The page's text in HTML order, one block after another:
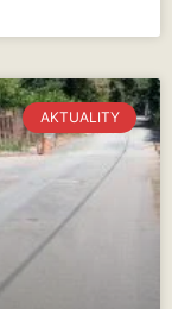
AKTUALITY